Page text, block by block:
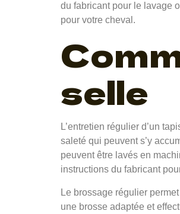
du fabricant pour le lavage
pour votre cheval.
selle
L’entretien régulier d’un
saleté qui peuvent s’y
peuvent être lavés en
instructions du fabricant
Le brossage régulier
une brosse adaptée et